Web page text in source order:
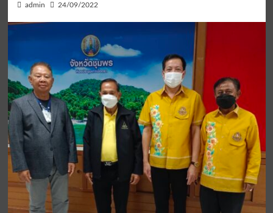
admin 24/09/2022